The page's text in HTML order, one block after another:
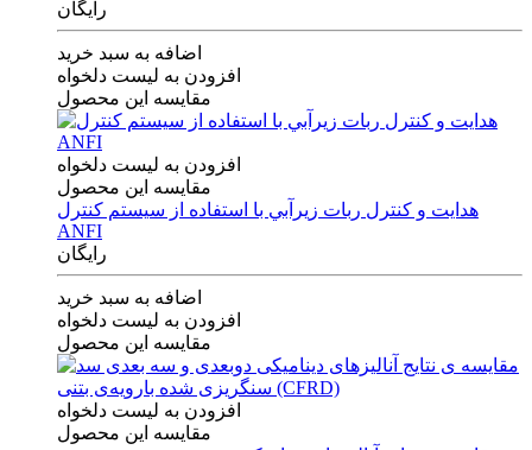
رایگان
اضافه به سبد خرید
افزودن به لیست دلخواه
مقایسه این محصول
افزودن به لیست دلخواه
مقایسه این محصول
هدايت و كنترل ربات زيرآبي با استفاده از سيستم كنترل
ANFI
رایگان
اضافه به سبد خرید
افزودن به لیست دلخواه
مقایسه این محصول
افزودن به لیست دلخواه
مقایسه این محصول